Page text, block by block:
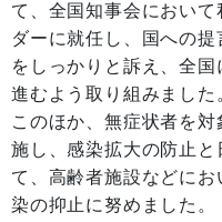
て、全国知事会におい
ダーに就任し、国への
をしっかりと訴え、全
進むよう取り組みました
このほか、無症状者を
施し、感染拡大の防止と
て、高齢者施設などに
染の抑止に努めました。